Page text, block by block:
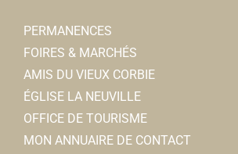
PERMANENCES
FOIRES & MARCHÉS
AMIS DU VIEUX CORBIE
ÉGLISE LA NEUVILLE
OFFICE DE TOURISME
MON ANNUAIRE DE CONTACT